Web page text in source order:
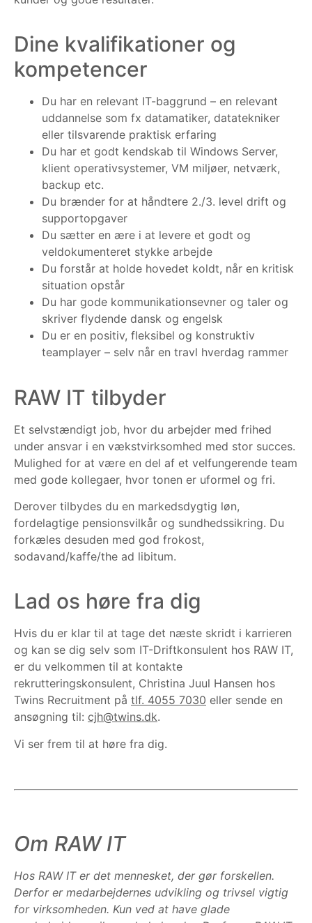
Dine kvalifikationer og
kompetencer
Du har en relevant IT-baggrund – en relevant
uddannelse som fx datamatiker, datatekniker
eller tilsvarende praktisk erfaring
Du har et godt kendskab til Windows Server,
klient operativsystemer, VM miljøer, netværk,
backup etc.
Du brænder for at håndtere 2./3. level drift og
supportopgaver
Du sætter en ære i at levere et godt og
veldokumenteret stykke arbejde
Du forstår at holde hovedet koldt, når en kritisk
situation opstår
Du har gode kommunikationsevner og taler og
skriver flydende dansk og engelsk
Du er en positiv, fleksibel og konstruktiv
teamplayer – selv når en travl hverdag rammer
RAW IT tilbyder
Et selvstændigt job, hvor du arbejder med frihed
under ansvar i en vækstvirksomhed med stor succes.
Mulighed for at være en del af et velfungerende team
med gode kollegaer, hvor tonen er uformel og fri.
Derover tilbydes du en markedsdygtig løn,
fordelagtige pensionsvilkår og sundhedssikring. Du
forkæles desuden med god frokost,
sodavand/kaffe/the ad libitum.
Lad os høre fra dig
Hvis du er klar til at tage det næste skridt i karrieren
og kan se dig selv som IT-Driftkonsulent hos RAW IT,
er du velkommen til at kontakte
rekrutteringskonsulent, Christina Juul Hansen hos
Twins Recruitment på tlf. 4055 7030 eller sende en
ansøgning til: cjh@twins.dk.
Vi ser frem til at høre fra dig.
Om RAW IT
Hos RAW IT er det mennesket, der gør forskellen.
Derfor er medarbejdernes udvikling og trivsel vigtig
for virksomheden. Kun ved at have glade